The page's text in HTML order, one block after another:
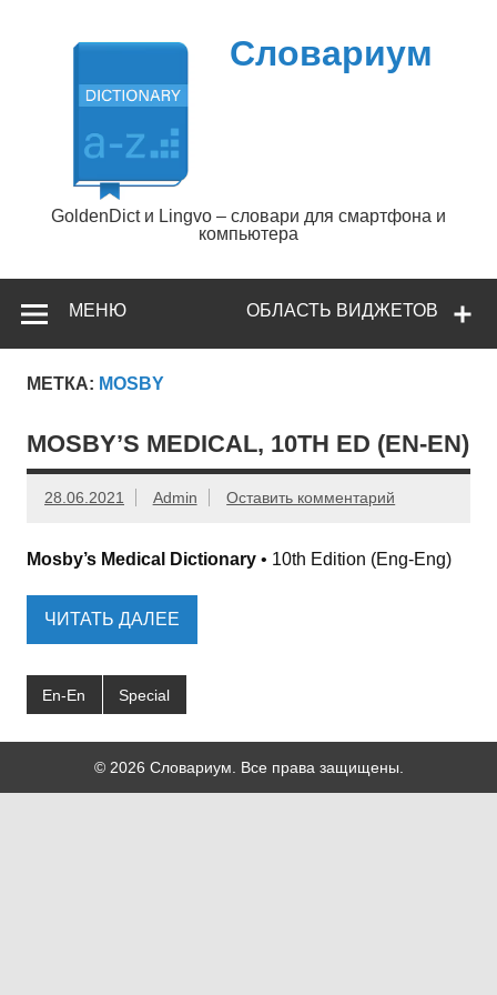
содержимому
Словариум
GoldenDict и Lingvo – словари для смартфона и
компьютера
ОБЛАСТЬ ВИДЖЕТОВ
МЕНЮ
МЕТКА: MOSBY
MOSBY’S MEDICAL, 10TH ED (EN-EN)
28.06.2021 Admin Оставить комментарий
Mosby’s Medical Dictionary • 10th Edition (Eng-Eng)
ЧИТАТЬ ДАЛЕЕ
En-En Special
© 2026 Словариум. Все права защищены.